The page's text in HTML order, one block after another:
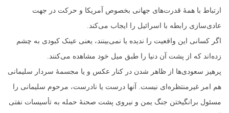
ارتباط با همۀ قدرت‌های جهانی بخصوص آمریکا و حرکت در جهت
عادی‌سازی رابطه با اسرائیل را ایجاب می‌کند.
اگر کسانی این واقعیت را ندیده یا نمی‌بینند، یعنی عینک کبودی به چشم
زده‌اند که از پشت آن دنیا را طبق میل خود مشاهده می‌کنند.
پرهیز سعودی‌ها از ظاهر شدن در کنار عکس و یا مجسمۀ سردار سلیمانی
هم امر غیرمنتظره‌ای نیست. آنها درست یا نادرست، مرحوم سلیمانی را
مسئول برانگیختن جنگ یمن و نیروی پشت صحنۀ حمله به تأسیسات نفتی